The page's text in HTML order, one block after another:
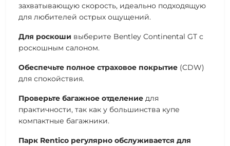
захватывающую скорость, идеально подходящую
для любителей острых ощущений.
Для роскоши выберите Bentley Continental GT с
роскошным салоном.
Обеспечьте полное страховое покрытие (CDW)
для спокойствия.
Проверьте багажное отделение для
практичности, так как у большинства купе
компактные багажники.
Парк Rentico регулярно обслуживается для